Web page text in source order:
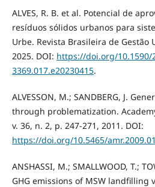
ALVES, R. B. et al. Potencial de
resíduos sólidos urbanos para
Urbe. Revista Brasileira de Gestão
2025. DOI: https://doi.org/10.1590/
3369.017.e20230415.
ALVESSON, M.; SANDBERG, J.
through problematization.
v. 36, n. 2, p. 247-271, 2011. DOI:
https://doi.org/10.5465/
ANSHASSI, M.; SMALLWOOD, T.;
GHG emissions of MSW landfilling